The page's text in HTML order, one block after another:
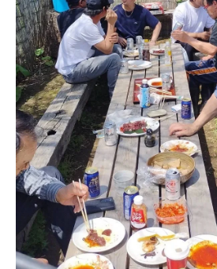
守谷市の建設プロジェク
3年で年収500万円を超える
リー
成功者の具体的な経験談
年収500万円を達成する
設定
守谷市の成功事例から学
現場でのスキル活用と収
成功するためのメンタル
成功者に共通する鉄筋工